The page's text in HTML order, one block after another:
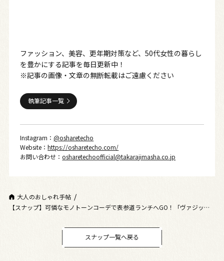
ファッション、美容、更年期対策など、50代女性の暮らし
を豊かにする記事を毎日更新中！
※記事の画像・文章の無断転載はご遠慮ください
執筆記事一覧
Instagram：@osharetecho
Website：https://osharetecho.com/
お問い合わせ：osharetechoofficial@takarajimasha.co.jp
大人のおしゃれ手帖
【スナップ】可憐なモノトーンコーデで表参道ランチへGO！「ヴァジッ
スナップ一覧へ戻る